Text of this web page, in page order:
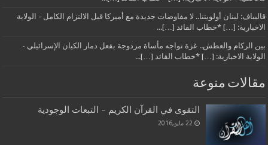
قاليباف: لبنان أولويتنا.. لا مفاوضات جديدة مع أميركا قبل الالتزام الكامل - الولاية
الاخبارية: […] *خطاب القائد […]...
بين الركام والعطش.. غزة تواجه مأساة مزدوجة بفعل دمار الكيان الإسرائيلي -
الولاية الاخبارية: […] *خطاب القائد […]...
مقالات منوعة
التقوى في القرآن الكريم – التبعات الوجودية
22 مايو,2016